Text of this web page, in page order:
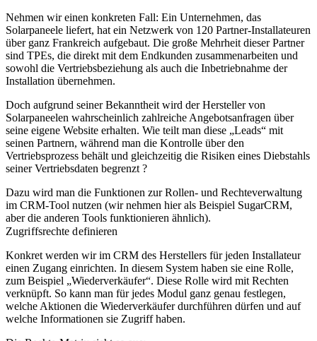
Nehmen wir einen konkreten Fall: Ein Unternehmen, das
Solarpaneele liefert, hat ein Netzwerk von 120 Partner-Installateuren
über ganz Frankreich aufgebaut. Die große Mehrheit dieser Partner
sind TPEs, die direkt mit dem Endkunden zusammenarbeiten und
sowohl die Vertriebsbeziehung als auch die Inbetriebnahme der
Installation übernehmen.
Doch aufgrund seiner Bekanntheit wird der Hersteller von
Solarpaneelen wahrscheinlich zahlreiche Angebotsanfragen über
seine eigene Website erhalten. Wie teilt man diese „Leads“ mit
seinen Partnern, während man die Kontrolle über den
Vertriebsprozess behält und gleichzeitig die Risiken eines Diebstahls
seiner Vertriebsdaten begrenzt ?
Dazu wird man die Funktionen zur Rollen- und Rechteverwaltung
im CRM-Tool nutzen (wir nehmen hier als Beispiel SugarCRM,
aber die anderen Tools funktionieren ähnlich).
Zugriffsrechte definieren
Konkret werden wir im CRM des Herstellers für jeden Installateur
einen Zugang einrichten. In diesem System haben sie eine Rolle,
zum Beispiel „Wiederverkäufer“. Diese Rolle wird mit Rechten
verknüpft. So kann man für jedes Modul ganz genau festlegen,
welche Aktionen die Wiederverkäufer durchführen dürfen und auf
welche Informationen sie Zugriff haben.